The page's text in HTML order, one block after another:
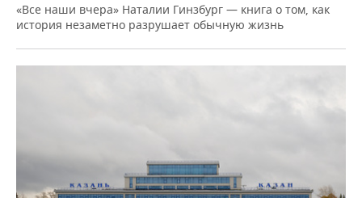
«Все наши вчера» Наталии Гинзбург — книга о том, как
история незаметно разрушает обычную жизнь